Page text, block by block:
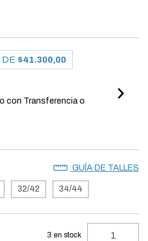
DE $41.300,00
con Transferencia o
GUÍA DE TALLES
32/42 34/44
3 en stock